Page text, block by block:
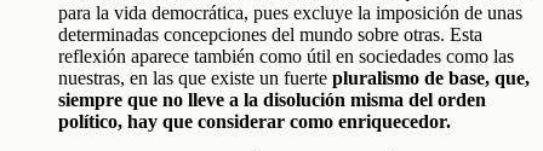
para la vida democrática, pues excluye la imposición de unas
determinadas concepciones del mundo sobre otras. Esta
reflexión aparece también como útil en sociedades como las
nuestras, en las que existe un fuerte pluralismo de base, que,
siempre que no lleve a la disolución misma del orden
político, hay que considerar como enriquecedor.